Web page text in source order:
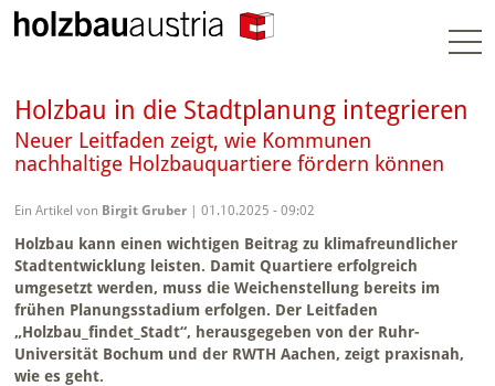
Holzbau in die Stadtplanung integrieren
Neuer Leitfaden zeigt, wie Kommunen
nachhaltige Holzbauquartiere fördern können
Ein Artikel von Birgit Gruber| 01.10.2025 - 09:02
Holzbau kann einen wichtigen Beitrag zu klimafreundlicher
Stadtentwicklung leisten. Damit Quartiere erfolgreich
umgesetzt werden, muss die Weichenstellung bereits im
frühen Planungsstadium erfolgen. Der Leitfaden
„Holzbau_findet_Stadt“, herausgegeben von der Ruhr-
Universität Bochum und der RWTH Aachen, zeigt praxisnah,
wie es geht.